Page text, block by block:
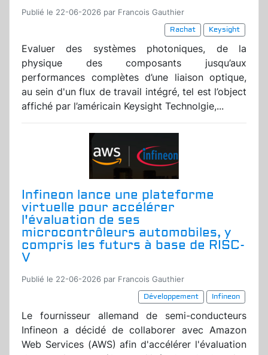
Publié le 22-06-2026 par Francois Gauthier
Rachat
Keysight
Evaluer des systèmes photoniques, de la
physique des composants jusqu’aux
performances complètes d’une liaison optique,
au sein d'un flux de travail intégré, tel est l’object
affiché par l’américain Keysight Technolgie,...
Infineon lance une plateforme
virtuelle pour accélérer
l'évaluation de ses
microcontrôleurs automobiles, y
compris les futurs à base de RISC-
V
Publié le 22-06-2026 par Francois Gauthier
Développement
Infineon
Le fournisseur allemand de semi-conducteurs
Infineon a décidé de collaborer avec Amazon
Web Services (AWS) afin d'accélérer l'évaluation